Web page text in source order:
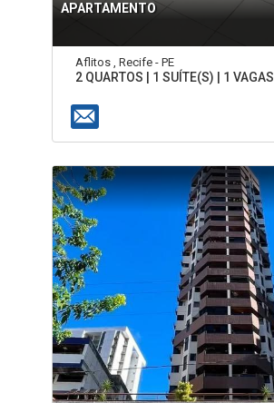
APARTAMENTO
Aflitos , Recife - PE
2 QUARTOS | 1 SUÍTE(S) | 1 VAGAS